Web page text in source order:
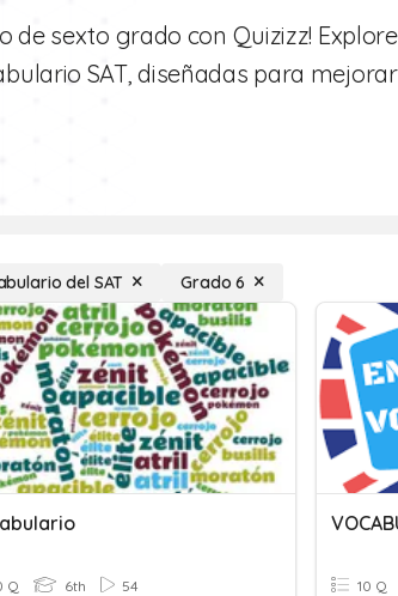
de sexto grado con Quizizz!
SAT, diseñadas para
del SAT Grado 6
Q 6th 54 10 Q